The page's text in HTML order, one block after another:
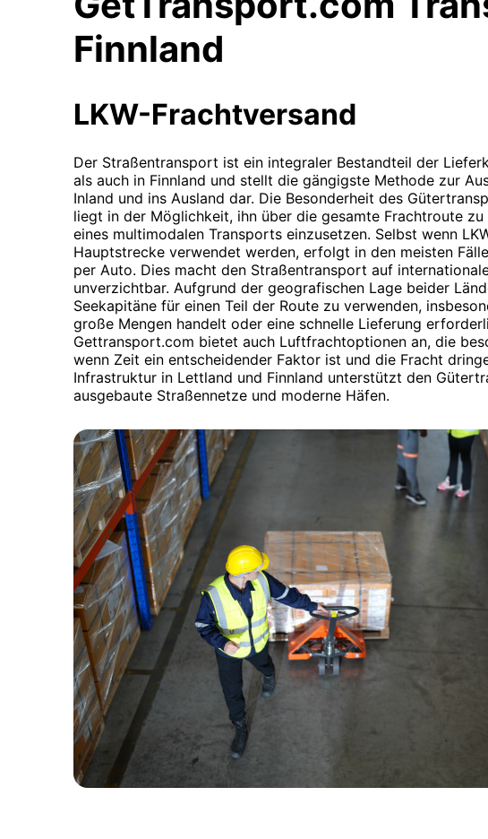
Finnland
LKW-Frachtversand
Der Straßentransport ist ein integraler Bestandteil der
als auch in Finnland und stellt die gängigste Methode zur
Inland und ins Ausland dar. Die Besonderheit des
liegt in der Möglichkeit, ihn über die gesamte Frachtroute zu
eines multimodalen Transports einzusetzen. Selbst wenn
Hauptstrecke verwendet werden, erfolgt in den meisten
per Auto. Dies macht den Straßentransport auf
unverzichtbar. Aufgrund der geografischen Lage beider
Seekapitäne für einen Teil der Route zu verwenden,
große Mengen handelt oder eine schnelle Lieferung
Gettransport.com bietet auch Luftfrachtoptionen an, die
wenn Zeit ein entscheidender Faktor ist und die Fracht
Infrastruktur in Lettland und Finnland unterstützt den
ausgebaute Straßennetze und moderne Häfen.